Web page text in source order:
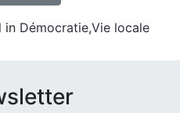
in Démocratie,Vie locale